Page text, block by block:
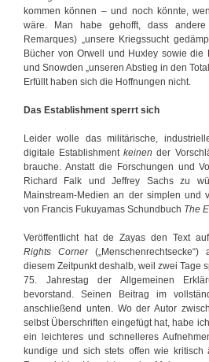
kommen können – und noch könnte,
wäre. Man habe gehofft, dass andere
Remarques) „unsere Kriegssucht
Bücher von Orwell und Huxley sowie die
und Snowden „unseren Abstieg in den
Erfüllt haben sich die Hoffnungen nicht.
Das Establishment sperrt sich
Leider wolle das militärische,
digitale Establishmentkeinen der
brauche. Anstatt die Forschungen und
Richard Falk und Jeffrey Sachs zu
Mainstream-Medien an der simplen und
von Francis Fukuyamas Schundbuch The
Veröffentlicht hat de Zayas den Text
Rights Corner
diesem Zeitpunkt deshalb, weil zwei Tage
75. Jahrestag der Allgemeinen
bevorstand. Seinen Beitrag im
anschließend unten. Wo der Autor
selbst Überschriften eingefügt hat, habe
ein leichteres und schnelleres
kundige und sich stets offen wie kritisch